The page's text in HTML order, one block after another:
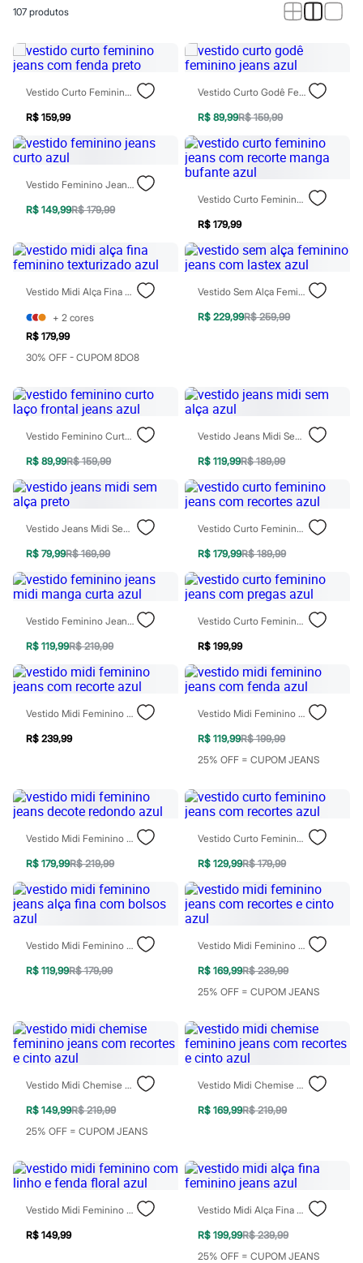
Casacos e Jaquetas
Macacões
Saias
Shorts e Bermudas
Vestidos
Bolsas
Bonés e Chapéus
Bijoux
Cintos
Óculos
Relógios
Calçados
Rasteirinhas
Sandálias
Tênis
Marcas
City
Clock House
Mindset
Yessica
Moda esportiva
Acessórios
Calçados
Leggings
Shorts e Bermudas
Tops
Moda íntima
Calcinhas
Cintas e Modeladores
Pijamas
Sutiãs e Tops
Moda praia
Biquínis
Maiôs
Saídas de praia
Personagens
Plus size
Blusas e Camisetas
Calças
Jeans
Moda esportiva
Shorts e Saias
Em alta
Dia dos Pais
Inverno
Novidades
Bermudas
Camisas
Calças
Camisetas e Regatas
Casacos e Jaquetas
Jeans
Polos
Acessórios
Bolsas e Mochilas
Carteiras
Óculos
Relógios
Calçados
Botas
Sapatos
Sandálias e Papetes
Moda esportiva
Acessórios
Bermudas
Calças
Calçados
Regatas
107 produtos
Vestido Curto Feminino Jeans Com Fenda Preto
R$ 159,99
Vestido Curto Godê Feminino Jeans Azul
R$ 89,99R$ 159,99
Vestido Feminino Jeans Curto Azul
R$ 149,99R$ 179,99
Vestido Curto Feminino Jeans Com Recorte Manga Bufante Azul
R$ 179,99
Vestido Midi Alça Fina Feminino Texturizado Azul
+ 2 cores
R$ 179,99
30% OFF - CUPOM 8DO8
Vestido Sem Alça Feminino Jeans Com Lastex Azul
R$ 229,99R$ 259,99
Vestido Feminino Curto Laço Frontal Jeans Azul
R$ 89,99R$ 159,99
Vestido Jeans Midi Sem Alça Azul
R$ 119,99R$ 189,99
Vestido Jeans Midi Sem Alça Preto
R$ 79,99R$ 169,99
Vestido Curto Feminino Jeans Com Recortes Azul
R$ 179,99R$ 189,99
Vestido Feminino Jeans Midi Manga Curta Azul
R$ 119,99R$ 219,99
Vestido Curto Feminino Jeans Com Pregas Azul
R$ 199,99
Vestido Midi Feminino Jeans Com Recorte Azul
R$ 239,99
Vestido Midi Feminino Jeans Com Fenda Azul
R$ 119,99R$ 199,99
25% OFF = CUPOM JEANS
Vestido Midi Feminino Jeans Decote Redondo Azul
R$ 179,99R$ 219,99
Vestido Curto Feminino Jeans Com Recortes Azul
R$ 129,99R$ 179,99
Vestido Midi Feminino Jeans Alça Fina Com Bolsos Azul
R$ 119,99R$ 179,99
Vestido Midi Feminino Jeans Com Recortes E Cinto Azul
R$ 169,99R$ 239,99
25% OFF = CUPOM JEANS
Vestido Midi Chemise Feminino Jeans Com Recortes E Cinto Azul
R$ 149,99R$ 219,99
25% OFF = CUPOM JEANS
Vestido Midi Chemise Feminino Jeans Com Recortes E Cinto Azul
R$ 169,99R$ 219,99
Vestido Midi Feminino Com Linho E Fenda Floral Azul
R$ 149,99
Vestido Midi Alça Fina Feminino Jeans Azul
R$ 199,99R$ 239,99
25% OFF = CUPOM JEANS